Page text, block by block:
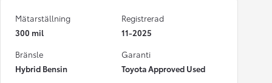
Mätarställning
300 mil
Registrerad
11-2025
Bränsle
Hybrid Bensin
Garanti
Toyota Approved Used